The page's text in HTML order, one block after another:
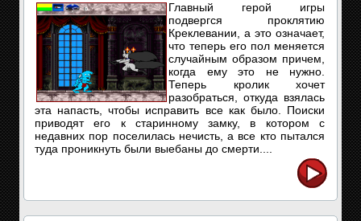
Главный герой игры
подвергся проклятию
Креклевании, а это означает,
что теперь его пол меняется
случайным образом причем,
когда ему это не нужно.
Теперь кролик хочет
разобраться, откуда взялась
эта напасть, чтобы исправить все как было. Поиски
приводят его к старинному замку, в котором с
недавних пор поселилась нечисть, а все кто пытался
туда проникнуть были выебаны до смерти....